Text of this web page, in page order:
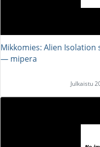
Mikkomies: Alien Isolation
― mipera
Julkaistu